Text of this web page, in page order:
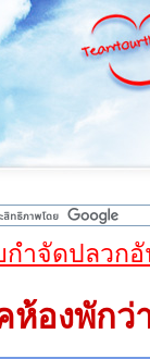
กำจัดปลวก
ห้องพักว่